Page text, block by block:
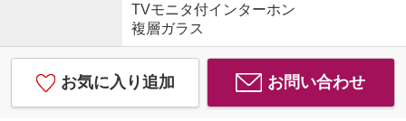
TVモニタ付インターホン
複層ガラス
お気に入り追加 お問い合わせ